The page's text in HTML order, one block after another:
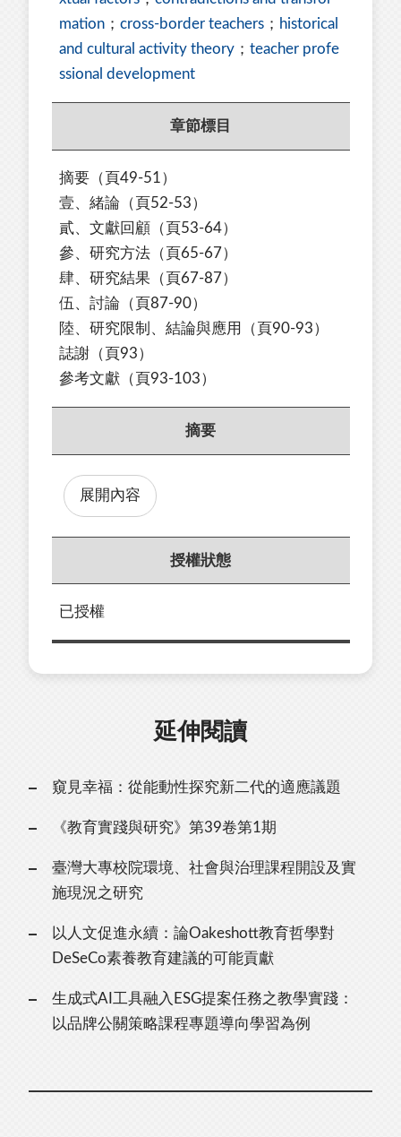
mation ； cross-border teachers ； historical
and cultural activity theory ； teacher profe
ssional development
章節標目
摘要（頁49-51）
壹、緒論（頁52-53）
貳、文獻回顧（頁53-64）
參、研究方法（頁65-67）
肆、研究結果（頁67-87）
伍、討論（頁87-90）
陸、研究限制、結論與應用（頁90-93）
誌謝（頁93）
參考文獻（頁93-103）
摘要
展開內容
授權狀態
已授權
延伸閱讀
窺見幸福：從能動性探究新二代的適應議題
《教育實踐與研究》第39卷第1期
臺灣大專校院環境、社會與治理課程開設及實
施現況之研究
以人文促進永續：論Oakeshott教育哲學對
DeSeCo素養教育建議的可能貢獻
生成式AI工具融入ESG提案任務之教學實踐：
以品牌公關策略課程專題導向學習為例